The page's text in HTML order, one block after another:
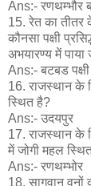
Ans:- रणथम्भौर
15. रेत का तीतर
कौनसा पक्षी
अभयारण्य में
Ans:- बटबड
16. राजस्थान के
स्थित है?
Ans:- उदयपुर
17. राजस्थान के
में जोगी महल
Ans:- रणथम्भोर
18. सागवान वनों